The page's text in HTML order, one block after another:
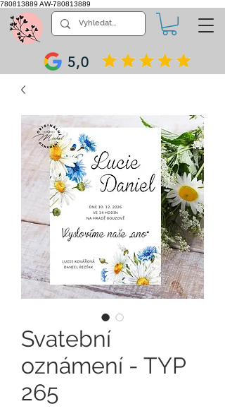
780813889 AW-780813889
5,0
Svatební
oznámení - TYP
265